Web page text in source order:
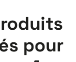
pour